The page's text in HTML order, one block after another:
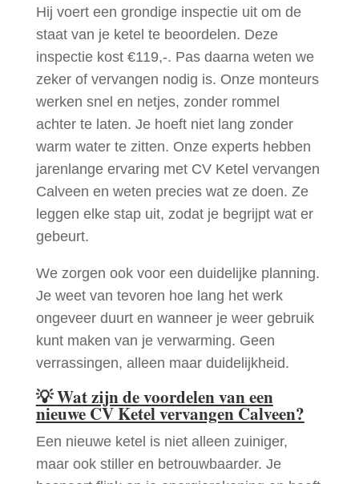
Hij voert een grondige inspectie uit om de
staat van je ketel te beoordelen. Deze
inspectie kost €119,-. Pas daarna weten we
zeker of vervangen nodig is. Onze monteurs
werken snel en netjes, zonder rommel
achter te laten. Je hoeft niet lang zonder
warm water te zitten. Onze experts hebben
jarenlange ervaring met CV Ketel vervangen
Calveen en weten precies wat ze doen. Ze
leggen elke stap uit, zodat je begrijpt wat er
gebeurt.
We zorgen ook voor een duidelijke planning.
Je weet van tevoren hoe lang het werk
ongeveer duurt en wanneer je weer gebruik
kunt maken van je verwarming. Geen
verrassingen, alleen maar duidelijkheid.
💡Wat zijn de voordelen van een
nieuwe CV Ketel vervangen Calveen?
Een nieuwe ketel is niet alleen zuiniger,
maar ook stiller en betrouwbaarder. Je